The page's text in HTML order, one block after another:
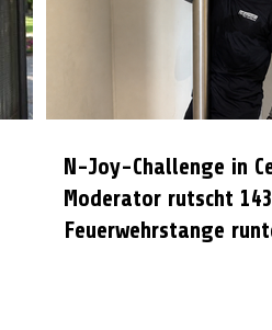
N-Joy-Challenge in
Moderator rutscht
Feuerwehrstange